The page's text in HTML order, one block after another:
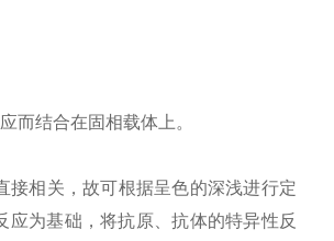
而结合在固相载体上。
接相关，故可根据呈色的深浅进行定
为基础，将抗原、抗体的特异性反